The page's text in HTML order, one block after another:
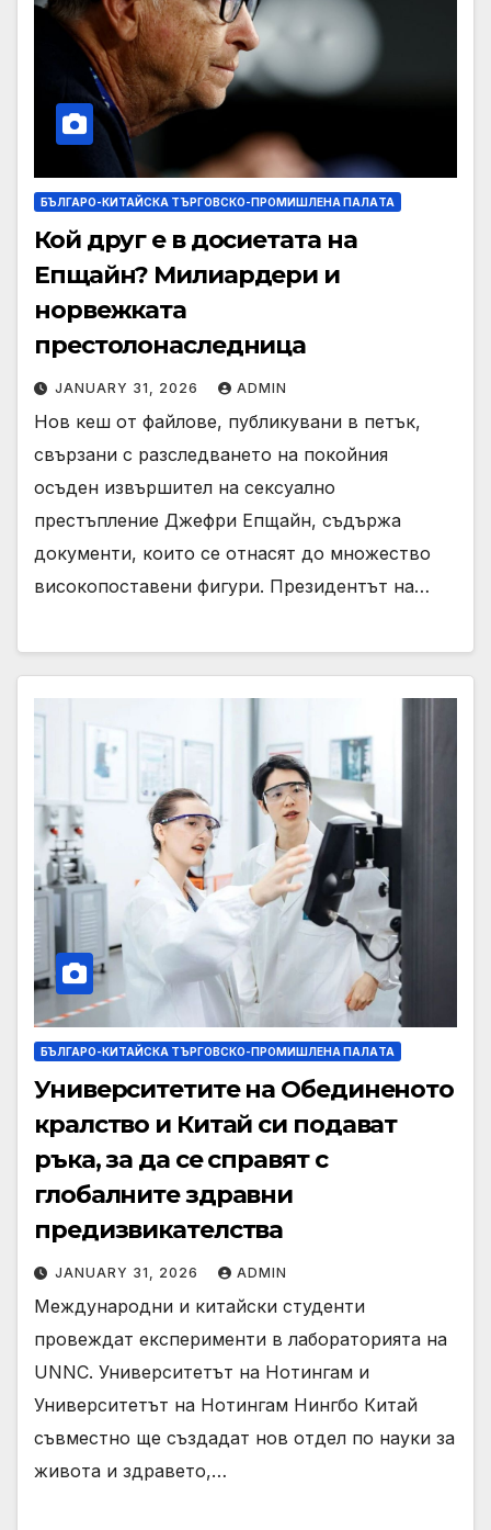
БЪЛГАРО-КИТАЙСКА ТЪРГОВСКО-ПРОМИШЛЕНА ПАЛAТА
Кой друг е в досиетата на
Епщайн? Милиардери и
норвежката
престолонаследница
JANUARY 31, 2026 ADMIN
Нов кеш от файлове, публикувани в петък,
свързани с разследването на покойния
осъден извършител на сексуално
престъпление Джефри Епщайн, съдържа
документи, които се отнасят до множество
високопоставени фигури. Президентът на…
БЪЛГАРО-КИТАЙСКА ТЪРГОВСКО-ПРОМИШЛЕНА ПАЛAТА
Университетите на Обединеното
кралство и Китай си подават
ръка, за да се справят с
глобалните здравни
предизвикателства
JANUARY 31, 2026 ADMIN
Международни и китайски студенти
провеждат експерименти в лабораторията на
UNNC. Университетът на Нотингам и
Университетът на Нотингам Нингбо Китай
съвместно ще създадат нов отдел по науки за
живота и здравето,…